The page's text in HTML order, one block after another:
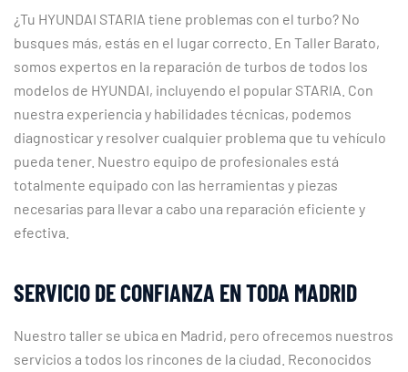
¿Tu HYUNDAI STARIA tiene problemas con el turbo? No
busques más, estás en el lugar correcto. En Taller Barato,
somos expertos en la reparación de turbos de todos los
modelos de HYUNDAI, incluyendo el popular STARIA. Con
nuestra experiencia y habilidades técnicas, podemos
diagnosticar y resolver cualquier problema que tu vehículo
pueda tener. Nuestro equipo de profesionales está
totalmente equipado con las herramientas y piezas
necesarias para llevar a cabo una reparación eficiente y
efectiva.
SERVICIO DE CONFIANZA EN TODA MADRID
Nuestro taller se ubica en Madrid, pero ofrecemos nuestros
servicios a todos los rincones de la ciudad. Reconocidos